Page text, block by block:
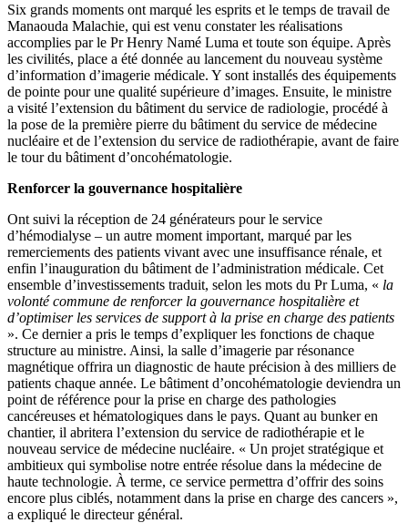
Six grands moments ont marqué les esprits et le temps de travail de
Manaouda Malachie, qui est venu constater les réalisations
accomplies par le Pr Henry Namé Luma et toute son équipe. Après
les civilités, place a été donnée au lancement du nouveau système
d’information d’imagerie médicale. Y sont installés des équipements
de pointe pour une qualité supérieure d’images. Ensuite, le ministre
a visité l’extension du bâtiment du service de radiologie, procédé à
la pose de la première pierre du bâtiment du service de médecine
nucléaire et de l’extension du service de radiothérapie, avant de faire
le tour du bâtiment d’oncohématologie.
Renforcer la gouvernance hospitalière
Ont suivi la réception de 24 générateurs pour le service
d’hémodialyse – un autre moment important, marqué par les
remerciements des patients vivant avec une insuffisance rénale, et
enfin l’inauguration du bâtiment de l’administration médicale. Cet
ensemble d’investissements traduit, selon les mots du Pr Luma, « la
volonté commune de renforcer la gouvernance hospitalière et
d’optimiser les services de support à la prise en charge des patients
». Ce dernier a pris le temps d’expliquer les fonctions de chaque
structure au ministre. Ainsi, la salle d’imagerie par résonance
magnétique offrira un diagnostic de haute précision à des milliers de
patients chaque année. Le bâtiment d’oncohématologie deviendra un
point de référence pour la prise en charge des pathologies
cancéreuses et hématologiques dans le pays. Quant au bunker en
chantier, il abritera l’extension du service de radiothérapie et le
nouveau service de médecine nucléaire. « Un projet stratégique et
ambitieux qui symbolise notre entrée résolue dans la médecine de
haute technologie. À terme, ce service permettra d’offrir des soins
encore plus ciblés, notamment dans la prise en charge des cancers »,
a expliqué le directeur général.